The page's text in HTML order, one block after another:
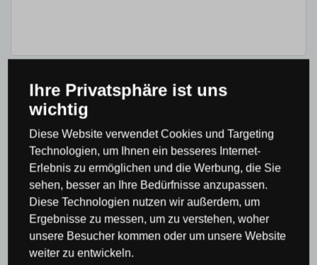
Ich habe dieDatenschutz- und
Einwilligungserklärung
einverstanden.
SENDEN SIE EINE FRAGE
Produktbewertung
Ihre Privatsphäre ist uns
wichtig
Diese Website verwendet Cookies und Targeting
Technologien, um Ihnen ein besseres Internet-
Erlebnis zu ermöglichen und die Werbung, die Sie
sehen, besser an Ihre Bedürfnisse anzupassen.
Diese Technologien nutzen wir außerdem, um
Ergebnisse zu messen, um zu verstehen, woher
unsere Besucher kommen oder um unsere Website
weiter zu entwickeln.